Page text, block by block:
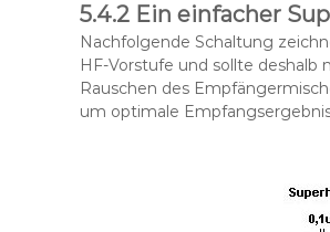
5.4.2 Ein einfacher
Nachfolgende Schaltung
HF-Vorstufe und sollte deshalb
Rauschen des
um optimale